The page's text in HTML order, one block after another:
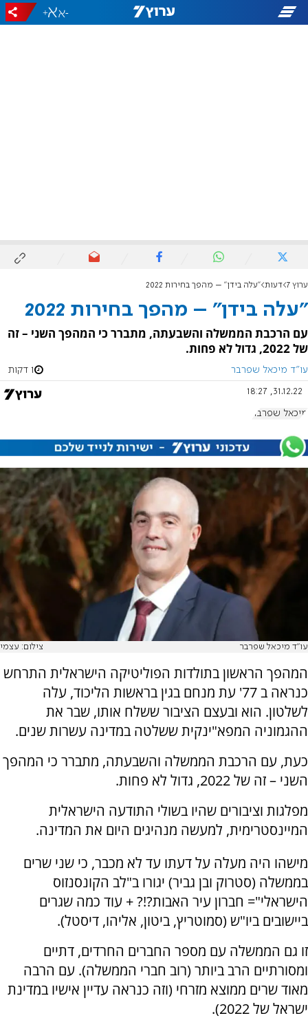
-
+
ערוץ 7 דעות "עלה בידן" – מהפך בחירות 2022
"עלה בידן" – מהפך בחירות 2022
עם הרכבת הממשלה והשבעתה, מתברר כי המהפך השני – זה
של 2022, גדול לא פחות.
עו"ד מיכאל שפרבר 1 דקות
31.12.22, 18:27
מיכאל שפרבר
עו"ד מיכאל שפרבר צילום: עצמי
המהפך הראשון בתולדות הפוליטיקה הישראלית התרחש
כנראה ב 77' עת מנחם בגין בראשות הליכוד, עלה
לשלטון. הוא ובעצם הציבור ששלח אותו, שבר את
ההגמוניה המפא"ינקית ששלטה במדינה עשרות שנים.
כעת, עם הרכבת הממשלה והשבעתה, מתברר כי המהפך
השני – זה של 2022, גדול לא פחות.
מפלגות וציבורים שהיו בשולי התודעה הישראלית
המיינסטרימית, למעשה מנהיגים היום את המדינה.
מישהו היה מעלה על דעתו עד לא מכבר, כי שני שרים
בממשלה (סטרוק ובן גביר) יגורו ב"לב הקונסנזוס
הישראלי"= חברון עיר האבות?!? + עוד כמה שגרים
ביישובים ביו"ש (סמוטריץ, ביטון, אליהו, דיסטל).
זו גם הממשלה עם מספר החברים החרדים, דתיים
ומסורתיים הרב ביותר (רוב חברי הממשלה). עם הרבה
מאוד שרים ממוצא מזרחי (וזה כנראה עדיין אישיו במדינת
ישראל של 2022).